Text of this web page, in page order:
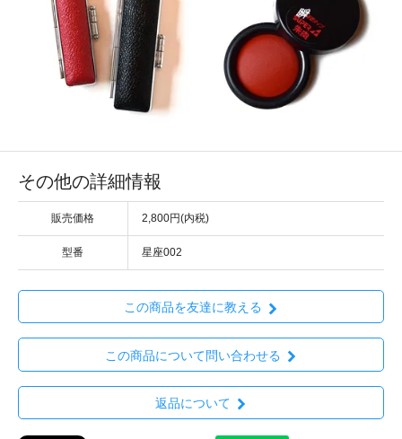
その他の詳細情報
販売価格 2,800円(内税)
型番 星座002
この商品を友達に教える
この商品について問い合わせる
返品について